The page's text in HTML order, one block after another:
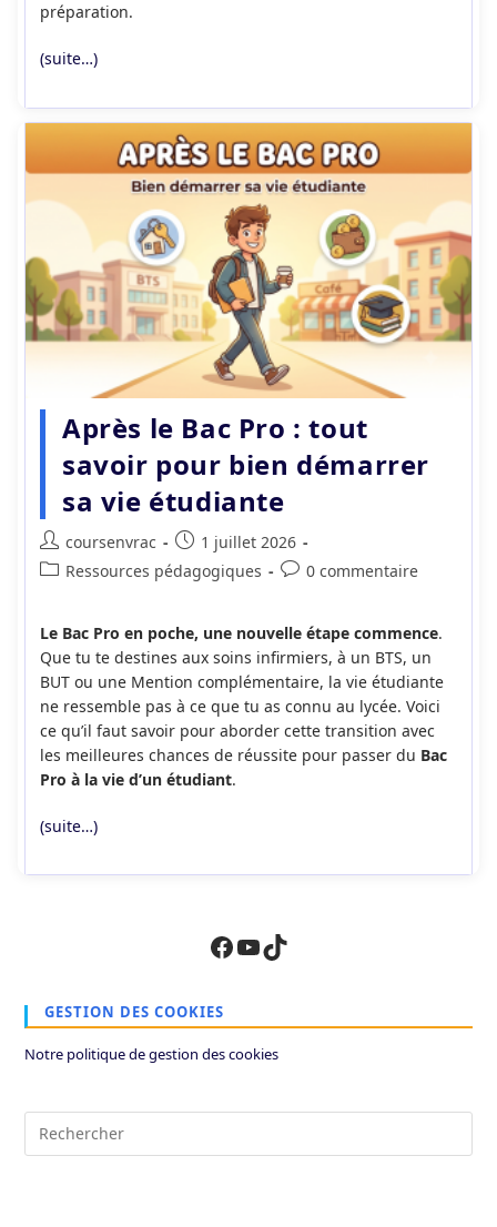
préparation.
(suite…)
Après le Bac Pro : tout
savoir pour bien démarrer
sa vie étudiante
Auteur/autrice
de
coursenvrac
Publication
publiée :
1 juillet 2026
PostRessources pédagogiques
Commentaires
publication :
0 commentaire
Le Bac Pro en poche, une nouvelle étape commence.
Que tu te destines aux soins infirmiers, à un BTS, un
BUT ou une Mention complémentaire, la vie étudiante
ne ressemble pas à ce que tu as connu au lycée. Voici
ce qu’il faut savoir pour aborder cette transition avec
les meilleures chances de réussite pour passer du Bac
Pro à la vie d’un étudiant.
(suite…)
Facebook
YouTube
TikTok
GESTION DES COOKIES
Notre politique de gestion des cookies